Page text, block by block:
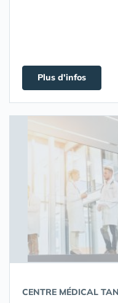
Plus d'infos
CENTRE MÉDICAL